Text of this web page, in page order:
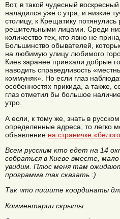
Вот, в такой чудесный
наладился уже с утра, и низкие
столицу, к Крещатику
решительными лицами. Среди
количество тех, кто явно не
Большинство обывателей,
на любимую улицу любимого
Киев заранее приехали добрые
наводить справедливость
коммуняк». Но если глаз
особенностях прикида, а также,
глаз отметил бы большое
утро.
А если, к тому же, знать в
определенные адреса, то легко
объявление на страничке
Всем русским кто едет на 14
собраться в Киеве вместе,
увидим. Плюс меня там
программа так сказать :)
Так что пишите координаты
Комментарии скрыты.